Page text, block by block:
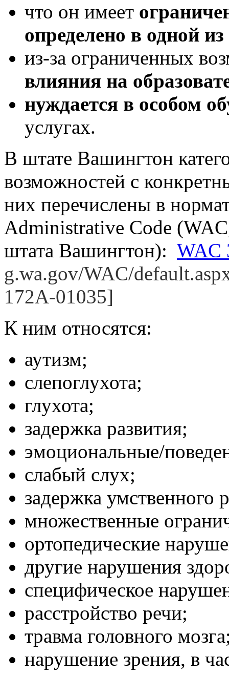
что он имеет
определено в одной
из-за ограниченных
влияния на
нуждается в особом
услугах.
В штате Вашингтон
возможностей с
них перечислены в
Administrative Code
штата Вашингтон): WAC
g.wa.gov/WAC/
172A-01035]
К ним относятся:
аутизм;
слепоглухота;
глухота;
задержка развития;
эмоциональные/
слабый слух;
задержка умственного
множественные
ортопедические
другие нарушения
специфическое
расстройство речи;
травма головного
нарушение зрения, в